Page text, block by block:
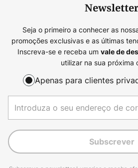
Seja o primeiro a conhecer as
promoções exclusivas e as últimas
Inscreva-se e receba um vale de
utilizar na sua próxima
Apenas para clientes
Subscrever